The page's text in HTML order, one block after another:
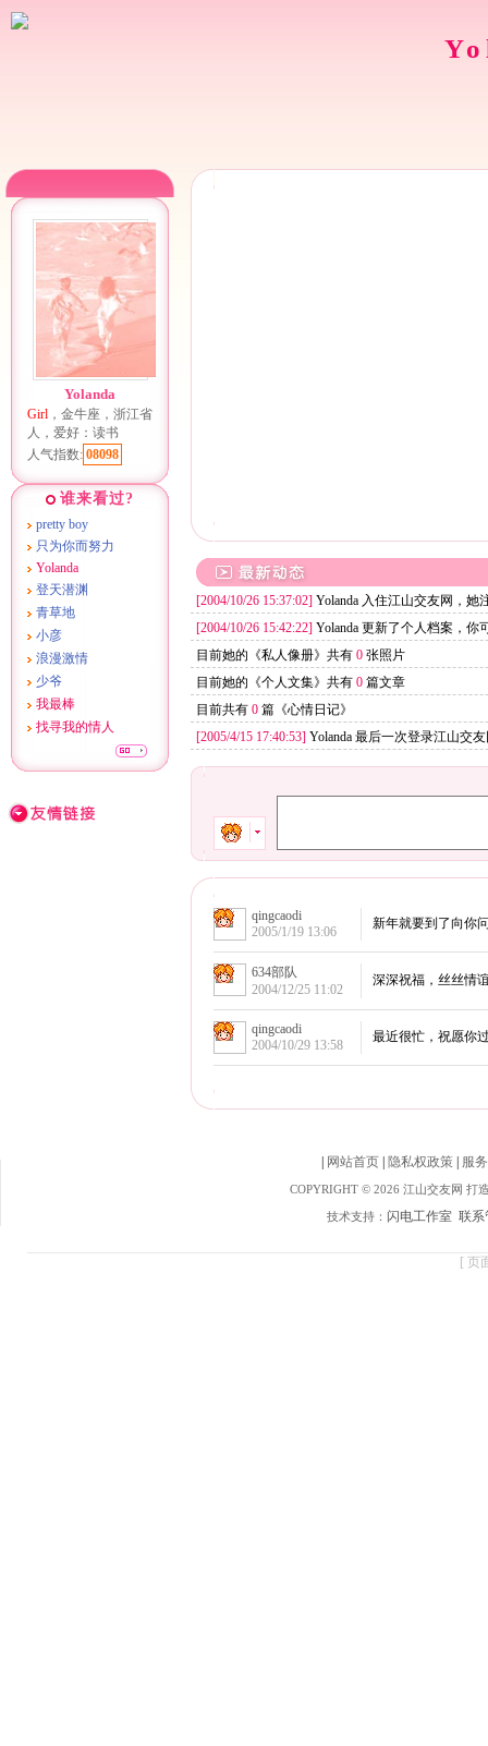
Yolanda
Girl ，金牛座，浙江省
人，爱好：读书
人气指数: 08098
谁来看过?
pretty boy
只为你而努力
Yolanda
登天潜渊
青草地
小彦
浪漫激情
少爷
我最棒
找寻我的情人
[2004/10/26 15:37:02] Yolanda 入住江山交友网，她
[2004/10/26 15:42:22] Yolanda 更新了个人档案，你
目前她的《私人像册》共有 0 张照片
目前她的《个人文集》共有 0 篇文章
目前共有 0 篇《心情日记》
[2005/4/15 17:40:53] Yolanda 最后一次登录江山交
网站首页 隐私权政策 服
COPYRIGHT © 2026 江山交友网 打
技术支持： 闪电工作室 联系
[ 页